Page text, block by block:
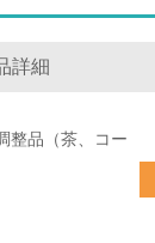
詳細
整品（茶、コー